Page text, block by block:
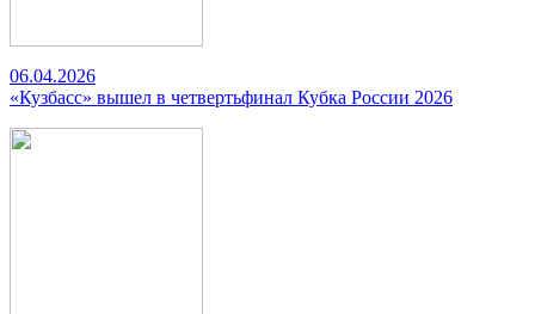
06.04.2026
«Кузбасс» вышел в четвертьфинал Кубка России 2026